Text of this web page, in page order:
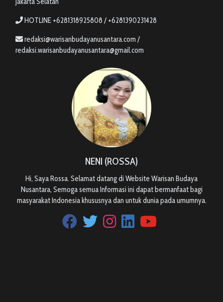
HOTLINE +6281318925808 / +6281390231428
redaksi@warisanbudayanusantara.com /
redaksi.warisanbudayanusantara@gmail.com
NENI (ROSSA)
Hi, Saya Rossa. Selamat datang di Website Warisan Budaya
Nusantara, Semoga semua Informasi ini dapat bermanfaat bagi
masyarakat Indonesia khususnya dan untuk dunia pada umumnya.